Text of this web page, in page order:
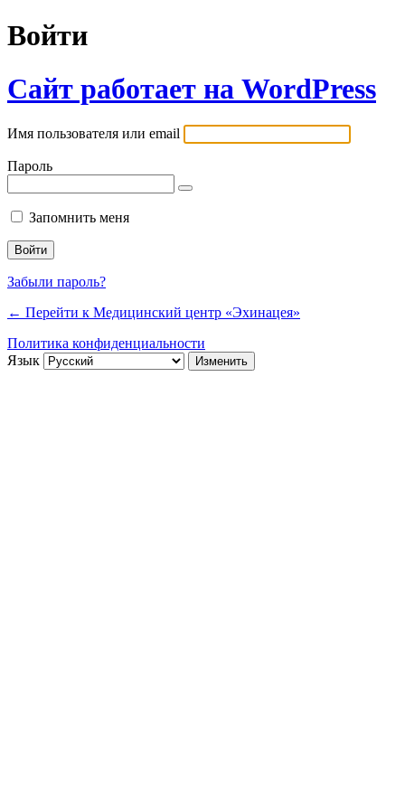
Войти
Сайт работает на WordPress
Имя пользователя или email
Пароль
Запомнить меня
Забыли пароль?
← Перейти к Медицинский центр «Эхинацея»
Политика конфиденциальности
Язык